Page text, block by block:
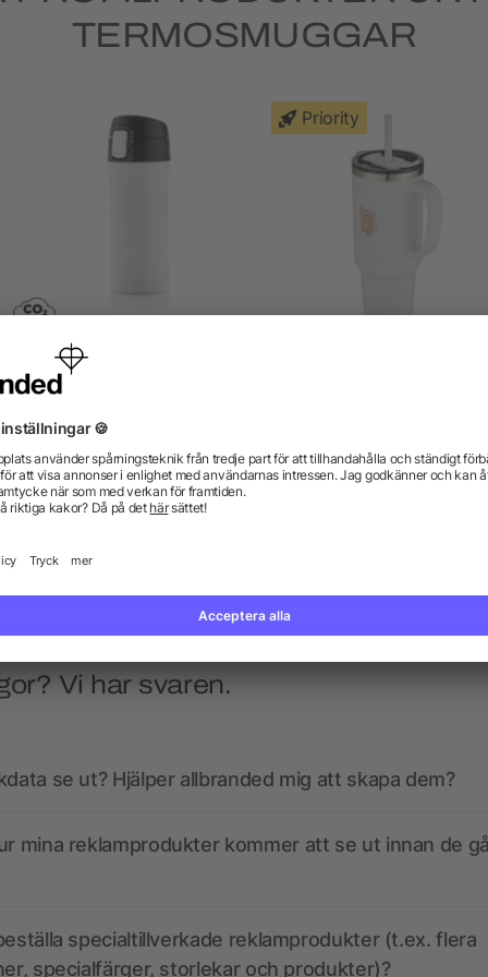
TERMOSMUGGAR
lock vakuummugg RCS
Priority
200 ml
Vi har svaren.
se ut? Hjälper allbranded mig att skapa dem?
mina reklamprodukter kommer att se ut innan de
specialtillverkade reklamprodukter (t.ex. flera
specialfärger, storlekar och produkter)?